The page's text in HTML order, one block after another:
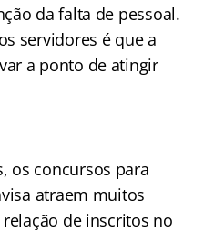
da falta de pessoal.
servidores é que a
a ponto de atingir
os concursos para
atraem muitos
de inscritos no